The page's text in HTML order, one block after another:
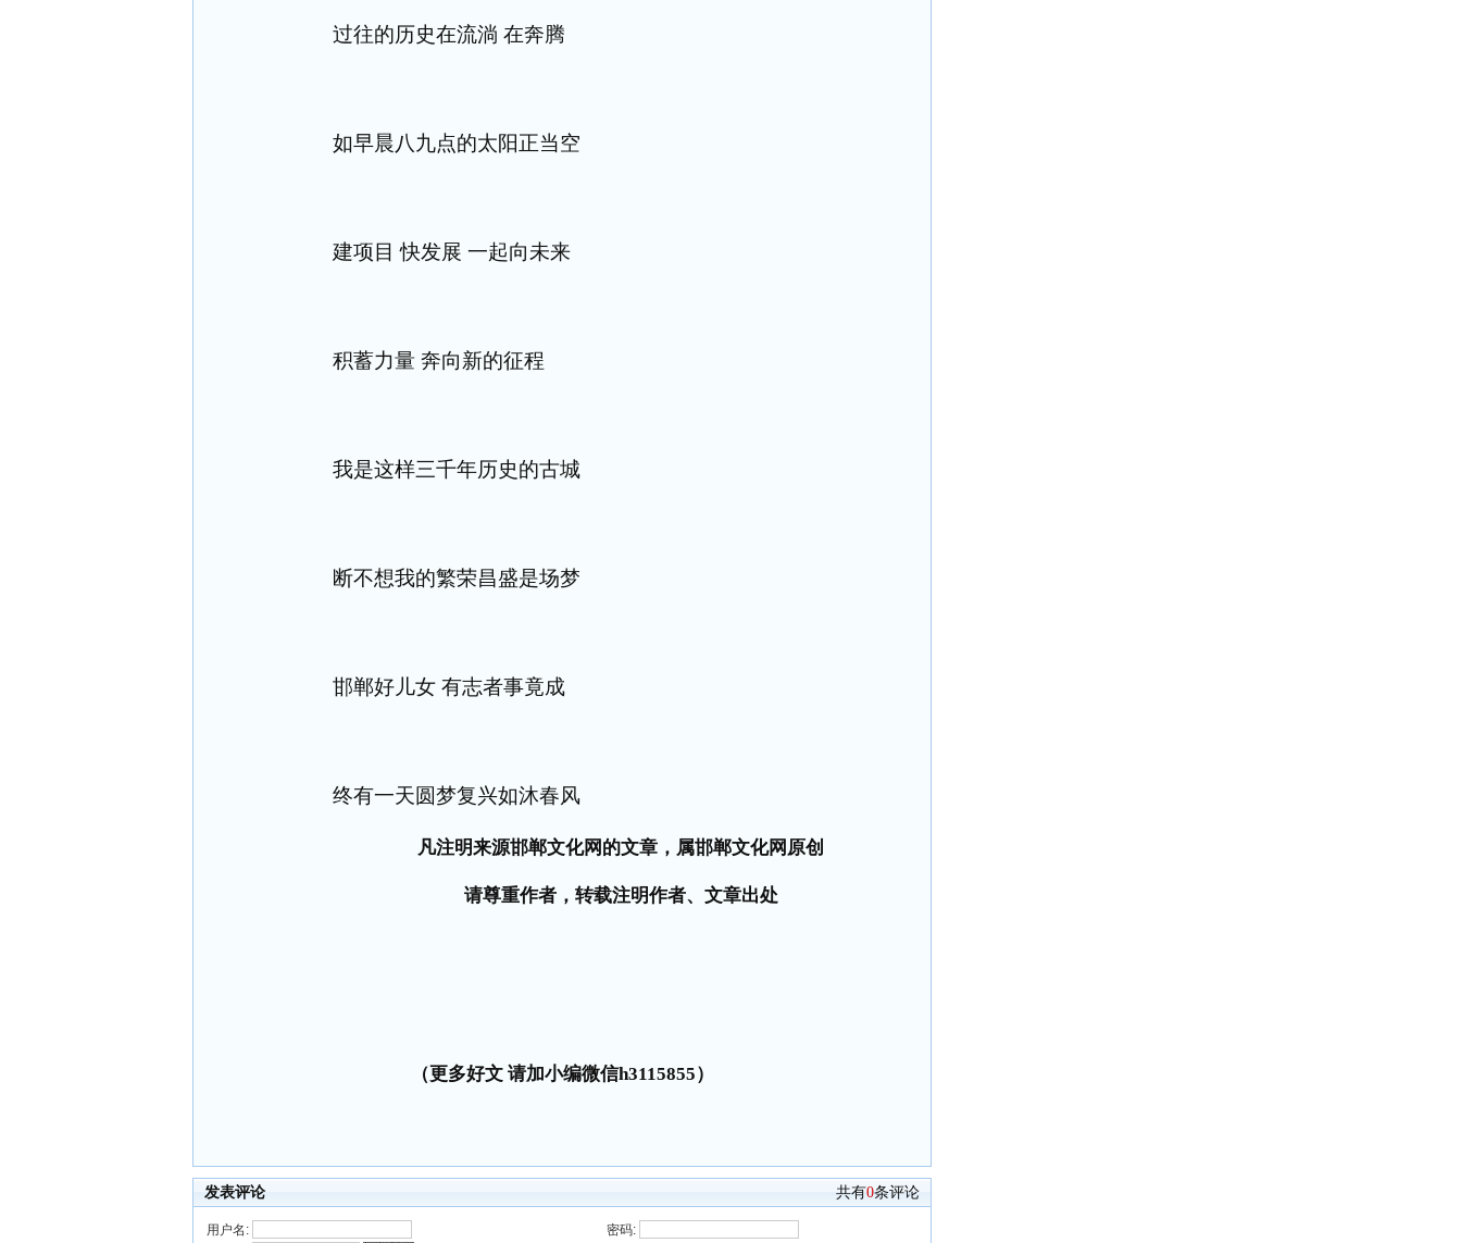
过往的历史在流淌 在奔腾
如早晨八九点的太阳正当空
建项目 快发展 一起向未来
积蓄力量 奔向新的征程
我是这样三千年历史的古城
断不想我的繁荣昌盛是场梦
邯郸好儿女 有志者事竟成
终有一天圆梦复兴如沐春风
凡注明来源邯郸文化网的文章，属邯郸文化网原创
请尊重作者，转载注明作者、文章出处
（更多好文 请加小编微信h3115855）
发表评论 共有0条评论
用户名: 密码: